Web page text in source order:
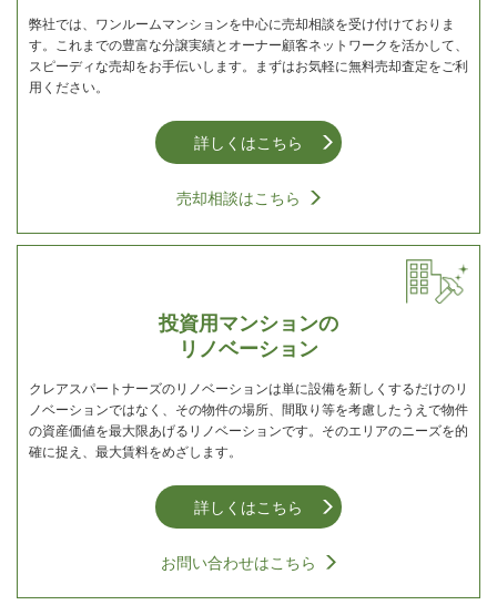
弊社では、ワンルームマンションを中心に売却相談を受け付けておりま
す。これまでの豊富な分譲実績とオーナー顧客ネットワークを活かして、
スピーディな売却をお手伝いします。まずはお気軽に無料売却査定をご利
用ください。
詳しくはこちら
売却相談はこちら
投資用マンションの
リノベーション
クレアスパートナーズのリノベーションは単に設備を新しくするだけのリ
ノベーションではなく、その物件の場所、間取り等を考慮したうえで物件
の資産価値を最大限あげるリノベーションです。そのエリアのニーズを的
確に捉え、最大賃料をめざします。
詳しくはこちら
お問い合わせはこちら